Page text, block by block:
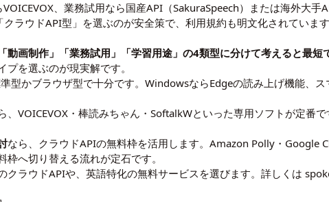
、業務試用なら国産API（SakuraSpeech）または海外大手
ラウドAPI型」を選ぶのが安全策で、利用規約も明文化されています
動画制作」「業務試用」「学習用途」の4類型に分けて考えると最短
を選ぶのが現実解です。
型かブラウザ型で十分です。WindowsならEdgeの読み上げ機能、
、VOICEVOX・棒読みちゃん・SoftalkWといった専用ソフトが定番
なら、クラウドAPIの無料枠を活用します。Amazon Polly・Google
へ切り替える流れが定石です。
クラウドAPIや、英語特化の無料サービスを選びます。詳しくは